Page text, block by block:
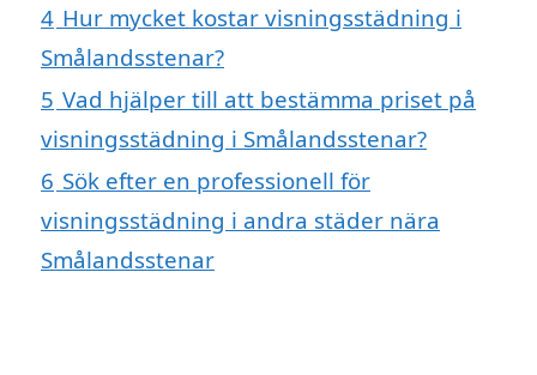
4 Hur mycket kostar visningsstädning i
Smålandsstenar?
5 Vad hjälper till att bestämma priset på
visningsstädning i Smålandsstenar?
6 Sök efter en professionell för
visningsstädning i andra städer nära
Smålandsstenar